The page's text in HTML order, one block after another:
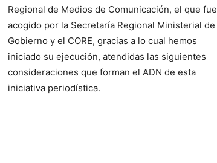
Regional de Medios de Comunicación, el que fue
acogido por la Secretaría Regional Ministerial de
Gobierno y el CORE, gracias a lo cual hemos
iniciado su ejecución, atendidas las siguientes
consideraciones que forman el ADN de esta
iniciativa periodística.